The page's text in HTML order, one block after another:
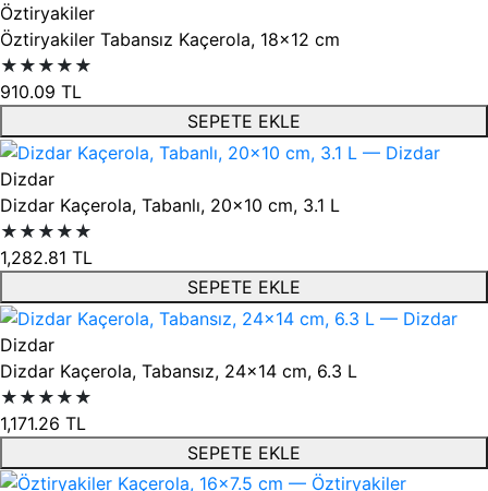
Öztiryakiler
Öztiryakiler Tabansız Kaçerola, 18x12 cm
★★★★★
910.09 TL
SEPETE EKLE
Dizdar
Dizdar Kaçerola, Tabanlı, 20x10 cm, 3.1 L
★★★★★
1,282.81 TL
SEPETE EKLE
Dizdar
Dizdar Kaçerola, Tabansız, 24x14 cm, 6.3 L
★★★★★
1,171.26 TL
SEPETE EKLE